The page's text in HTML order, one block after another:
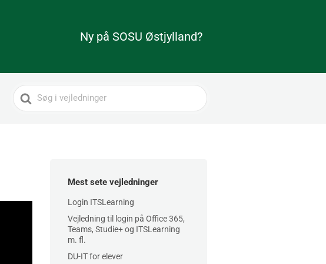
Ny på SOSU Østjylland?
Search
For
Mest sete vejledninger
Login ITSLearning
Vejledning til login på Office 365,
Teams, Studie+ og ITSLearning
m. fl.
DU-IT for elever